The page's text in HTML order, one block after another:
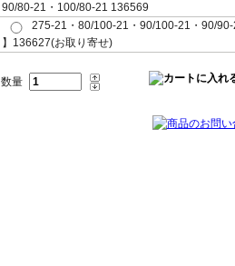
90/80-21・100/80-21 136569
275-21・80/100-21・90/100-21・90/
】136627(お取り寄せ)
数量